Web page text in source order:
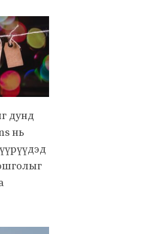
дунд
нь